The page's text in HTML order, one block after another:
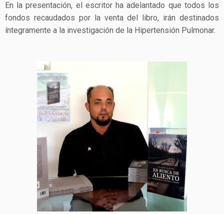
En la presentación, el escritor ha adelantado que todos los
fondos recaudados por la venta del libro, irán destinados
íntegramente a la investigación de la Hipertensión Pulmonar.